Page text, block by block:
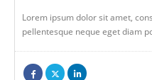
Lorem ipsum dolor sit amet,
pellentesque neque eget diam